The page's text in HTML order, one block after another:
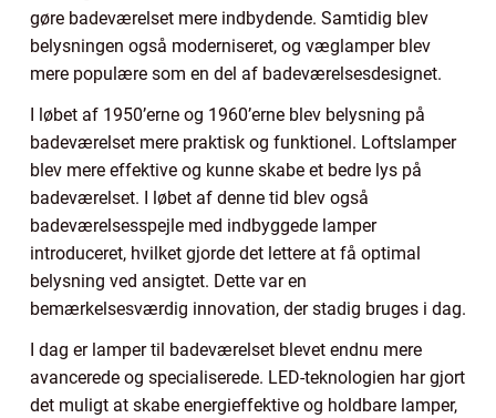
gøre badeværelset mere indbydende. Samtidig blev
belysningen også moderniseret, og væglamper blev
mere populære som en del af badeværelsesdesignet.
I løbet af 1950’erne og 1960’erne blev belysning på
badeværelset mere praktisk og funktionel. Loftslamper
blev mere effektive og kunne skabe et bedre lys på
badeværelset. I løbet af denne tid blev også
badeværelsesspejle med indbyggede lamper
introduceret, hvilket gjorde det lettere at få optimal
belysning ved ansigtet. Dette var en
bemærkelsesværdig innovation, der stadig bruges i dag.
I dag er lamper til badeværelset blevet endnu mere
avancerede og specialiserede. LED-teknologien har gjort
det muligt at skabe energieffektive og holdbare lamper,